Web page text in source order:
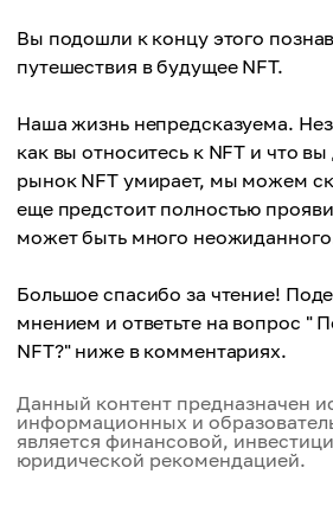
Вы подошли к концу этого
путешествия в будущее NFT.
Наша жизнь непредсказуема.
как вы относитесь к NFT и что
рынок NFT умирает, мы можем
еще предстоит полностью
может быть много
Большое спасибо за чтение!
мнением и ответьте на вопрос "
NFT?" ниже в комментариях.
Данный контент предназначен
информационных и
является финансовой,
юридической рекомендацией.